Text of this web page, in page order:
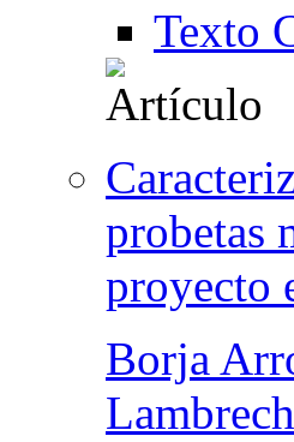
Texto
probetas
proyecto
Borja